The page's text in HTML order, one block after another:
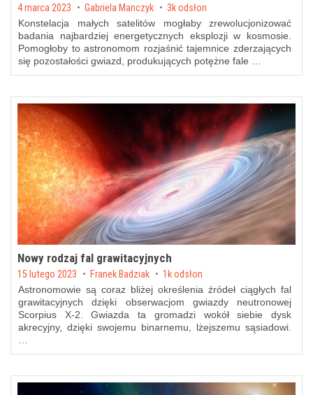
Posted on
4 marca 2023 byGabriela Manczyk 3k odsłon
Konstelacja małych satelitów mogłaby zrewolucjonizować
badania najbardziej energetycznych eksplozji w kosmosie.
Pomogłoby to astronomom rozjaśnić tajemnice zderzających
się pozostałości gwiazd, produkujących potężne fale …
Nowy rodzaj fal grawitacyjnych
Posted on
15 lutego 2023 by Franek Badziak 1k odsłon
Astronomowie są coraz bliżej określenia źródeł ciągłych fal
grawitacyjnych dzięki obserwacjom gwiazdy neutronowej
Scorpius X-2. Gwiazda ta gromadzi wokół siebie dysk
akrecyjny, dzięki swojemu binarnemu, lżejszemu sąsiadowi.
…